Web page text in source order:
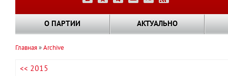
О ПАРТИИ АКТУАЛЬНО
навигации
Главная Archive
<< 2015